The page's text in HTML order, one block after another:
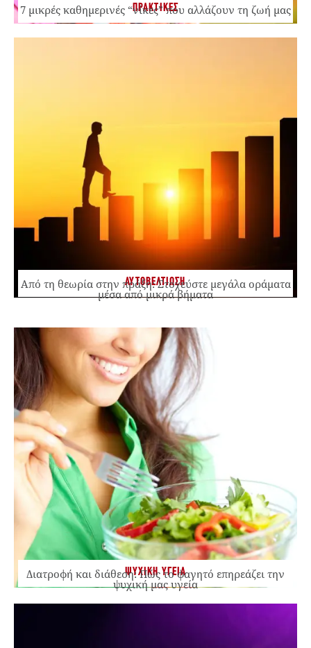
ΠΡΑΚΤΙΚΕΣ
7 μικρές καθημερινές “νίκες” που αλλάζουν τη ζωή μας
ΑΥΤΟΒΕΛΤΙΩΣΗ
Από τη θεωρία στην πράξη: Στοχεύστε μεγάλα οράματα
μέσα από μικρά βήματα
ΨΥΧΙΚΗ ΥΓΕΙΑ
Διατροφή και διάθεση: Πώς το φαγητό επηρεάζει την
ψυχική μας υγεία